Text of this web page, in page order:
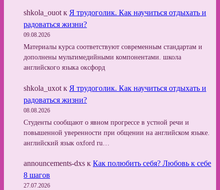
shkola_ouot к Я трудоголик. Как научиться отдыхать и
радоваться жизни?
09.08.2026
Материалы курса соответствуют современным стандартам и
дополнены мультимедийными компонентами. школа
английского языка оксфорд
shkola_uxot к Я трудоголик. Как научиться отдыхать и
радоваться жизни?
08.08.2026
Студенты сообщают о явном прогрессе в устной речи и
повышенной уверенности при общении на английском языке.
английский язык oxford ru…
announcements-dxs к Как полюбить себя? Любовь к себе
8 шагов
27.07.2026